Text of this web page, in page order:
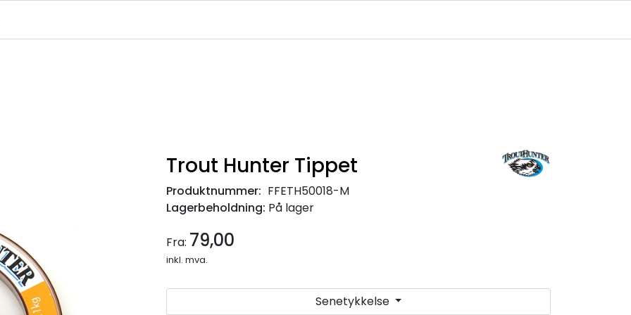
Trout Hunter Tippet
Produktnummer: FFETH50018-M
Lagerbeholdning: På lager
Fra: 79,00
inkl. mva.
Senetykkelse